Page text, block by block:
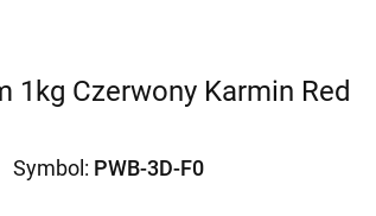
1kg Czerwony Karmin Red
Symbol: PWB-3D-F0